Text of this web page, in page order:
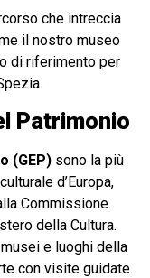
che intreccia
il nostro museo
di riferimento per
Patrimonio
(GEP)sono la più
d’Europa,
Commissione
della Cultura.
e luoghi della
con visite guidate